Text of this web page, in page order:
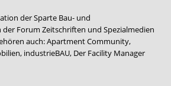
der Sparte Bau- und
Forum Zeitschriften und Spezialmedien
auch:Apartment Community,
, industrieBAU, Der Facility Manager